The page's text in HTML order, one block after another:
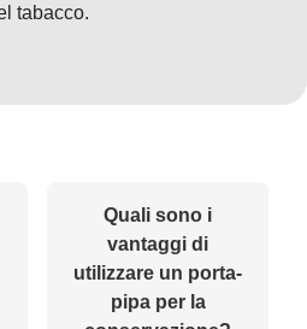
tabacco.
Quali sono i
vantaggi di
utilizzare un porta-
pipa per la